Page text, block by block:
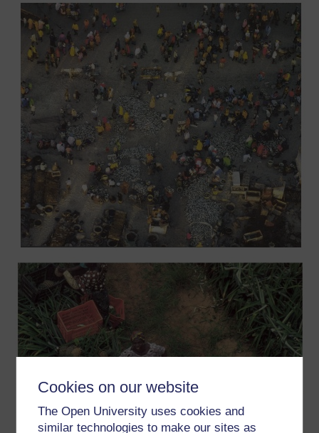
Cookies on our website
The Open University uses cookies and
similar technologies to make our sites as